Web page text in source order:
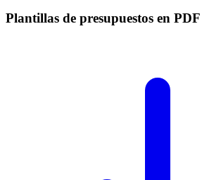
Plantillas de presupuestos en PDF